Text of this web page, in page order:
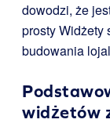
dowodzi, że
prosty Widżety
budowania
widżetów